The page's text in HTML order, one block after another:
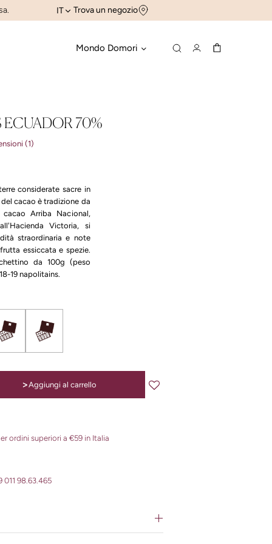
IT Trova un negozio
Mondo Domori
70%
(1)
considerate sacre in
cacao è tradizione da
Arriba Nacional,
Victoria, si
straordinaria e note
essiccata e spezie.
da 100g (peso
19 napolitains.
>Aggiungi al carrello
ordini superiori a €59 in Italia
011 98.63.465